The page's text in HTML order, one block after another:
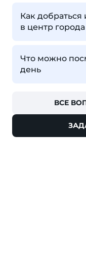
Как добраться
в центр города
Что можно
день
ВСЕ